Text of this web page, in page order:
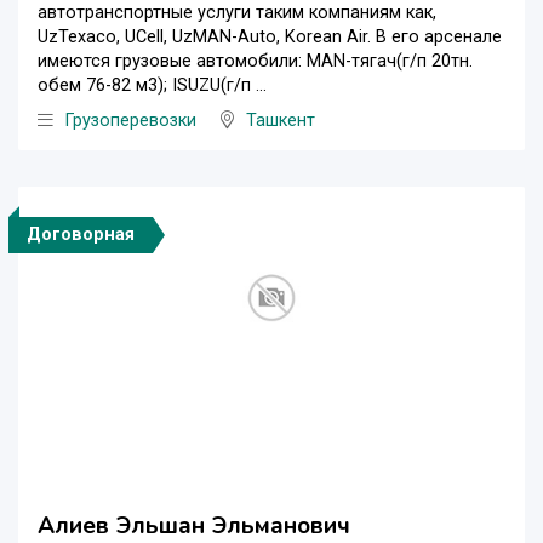
автотранспортные услуги таким компаниям как,
UzTexaco, UCell, UzMAN-Auto, Korean Air. В его арсенале
имеются грузовые автомобили: MAN-тягач(г/п 20тн.
обем 76-82 м3); ISUZU(г/п ...
Грузоперевозки
Ташкент
Договорная
Алиев Эльшан Эльманович